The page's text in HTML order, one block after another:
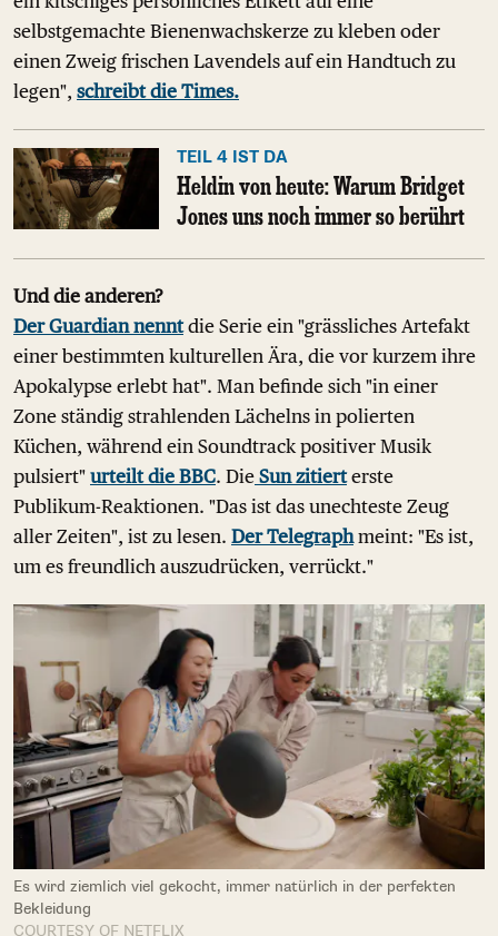
selbstgemachte Bienenwachskerze zu kleben oder
einen Zweig frischen Lavendels auf ein Handtuch zu
legen", schreibt die Times.
TEIL 4 IST DA
Heldin von heute: Warum Bridget
Jones uns noch immer so berührt
Und die anderen?
Der Guardian nenntdie Serie ein "grässliches Artefakt
einer bestimmten kulturellen Ära, die vor kurzem ihre
Apokalypse erlebt hat". Man befinde sich "in einer
Zone ständig strahlenden Lächelns in polierten
Küchen, während ein Soundtrack positiver Musik
pulsiert" urteilt die BBC. Die Sun zitierterste
Publikum-Reaktionen. "Das ist das unechteste Zeug
aller Zeiten", ist zu lesen. Der Telegraphmeint: "Es ist,
um es freundlich auszudrücken, verrückt."
Es wird ziemlich viel gekocht, immer natürlich in der perfekten
Bekleidung
COURTESY OF NETFLIX